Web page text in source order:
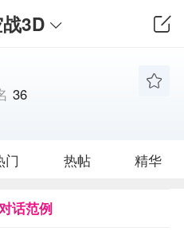
3D
36
门 热帖 精华
话范例